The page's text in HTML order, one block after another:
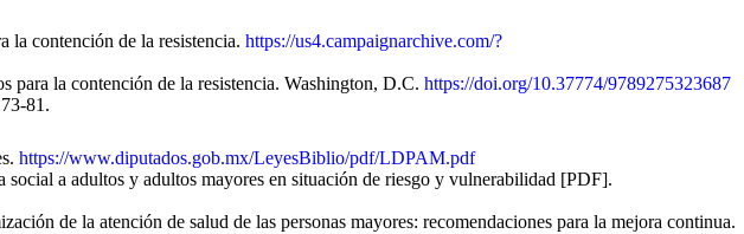
la contención de la resistencia. https://us4.campaignarchive.com/?
para la contención de la resistencia. Washington, D.C. https://doi.org/10.37774/9789275323687
81.
https://www.diputados.gob.mx/LeyesBiblio/pdf/LDPAM.pdf
a adultos y adultos mayores en situación de riesgo y vulnerabilidad [PDF].
de la atención de salud de las personas mayores: recomendaciones para la mejora continua.